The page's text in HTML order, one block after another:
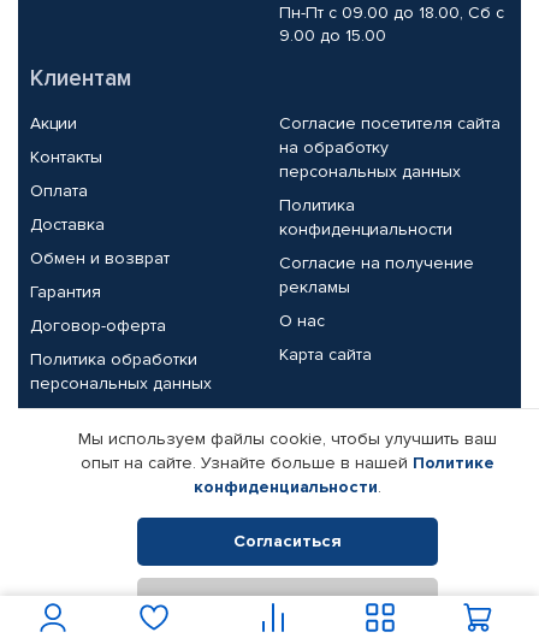
Пн-Пт с 09.00 до 18.00, Сб с
9.00 до 15.00
Клиентам
Акции
Контакты
Оплата
Доставка
Обмен и возврат
Гарантия
Договор-оферта
Политика обработки
персональных данных
Согласие посетителя сайта
на обработку
персональных данных
Политика
конфиденциальности
Согласие на получение
рекламы
О нас
Карта сайта
Партнерам
Корпоративным клиентам
Поставщикам
Реквизиты компании
© КАМАЗ ЦЕНТР ДОНЕЦК, 2015-2026. Все права защищены.
Интернет-магазин автомобильных товаров Автопрофи.
Мы используем файлы cookie, чтобы улучшить ваш
опыт на сайте. Узнайте больше в нашей Политике
конфиденциальности.
Согласиться
Отклонить